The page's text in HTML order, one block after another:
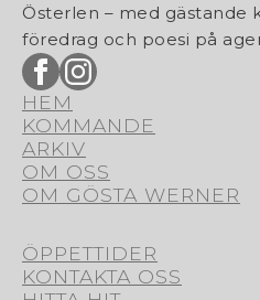
Österlen – med gästande
föredrag och poesi på
HEM
KOMMANDE
ARKIV
OM OSS
OM GÖSTA WERNER
ÖPPETTIDER
KONTAKTA OSS